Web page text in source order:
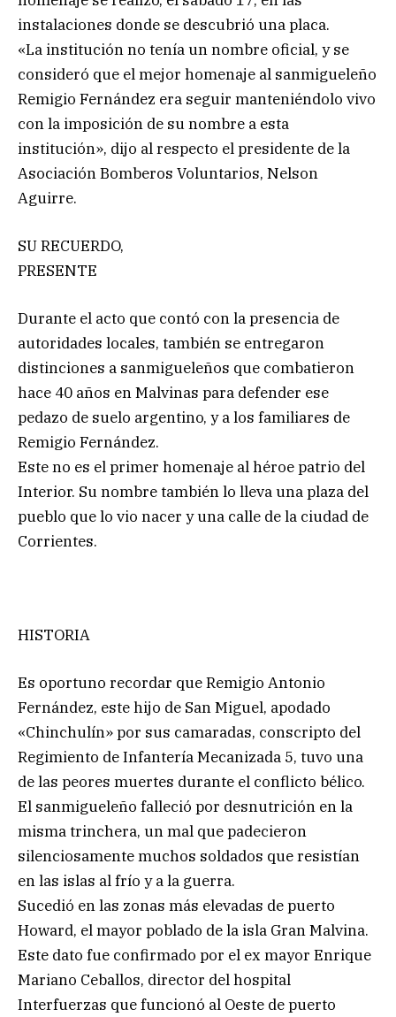
instalaciones donde se descubrió una placa.
«La institución no tenía un nombre oficial, y se
consideró que el mejor homenaje al sanmigueleño
Remigio Fernández era seguir manteniéndolo vivo
con la imposición de su nombre a esta
institución», dijo al respecto el presidente de la
Asociación Bomberos Voluntarios, Nelson
Aguirre.
SU RECUERDO,
PRESENTE
Durante el acto que contó con la presencia de
autoridades locales, también se entregaron
distinciones a sanmigueleños que combatieron
hace 40 años en Malvinas para defender ese
pedazo de suelo argentino, y a los familiares de
Remigio Fernández.
Este no es el primer homenaje al héroe patrio del
Interior. Su nombre también lo lleva una plaza del
pueblo que lo vio nacer y una calle de la ciudad de
Corrientes.
HISTORIA
Es oportuno recordar que Remigio Antonio
Fernández, este hijo de San Miguel, apodado
«Chinchulín» por sus camaradas, conscripto del
Regimiento de Infantería Mecanizada 5, tuvo una
de las peores muertes durante el conflicto bélico.
El sanmigueleño falleció por desnutrición en la
misma trinchera, un mal que padecieron
silenciosamente muchos soldados que resistían
en las islas al frío y a la guerra.
Sucedió en las zonas más elevadas de puerto
Howard, el mayor poblado de la isla Gran Malvina.
Este dato fue confirmado por el ex mayor Enrique
Mariano Ceballos, director del hospital
Interfuerzas que funcionó al Oeste de puerto